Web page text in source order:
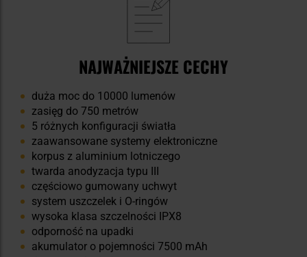
NAJWAŻNIEJSZE CECHY
duża moc do 10000 lumenów
zasięg do 750 metrów
5 różnych konfiguracji światła
zaawansowane systemy elektroniczne
korpus z aluminium lotniczego
twarda anodyzacja typu III
częściowo gumowany uchwyt
system uszczelek i O-ringów
wysoka klasa szczelności IPX8
odporność na upadki
akumulator o pojemności 7500 mAh